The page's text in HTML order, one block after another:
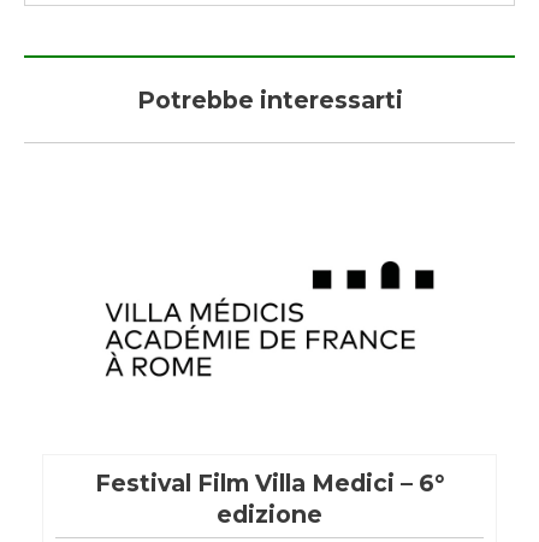
Potrebbe interessarti
Festival Film Villa Medici – 6°
edizione